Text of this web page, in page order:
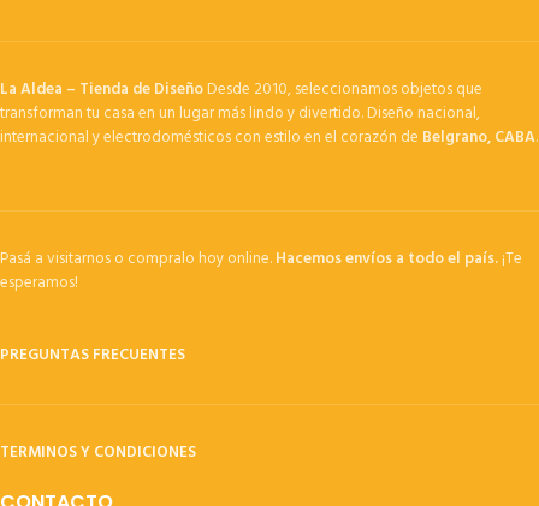
La Aldea – Tienda de DiseñoDesde 2010, seleccionamos objetos que
transforman tu casa en un lugar más lindo y divertido. Diseño nacional,
internacional y electrodomésticos con estilo en el corazón de Belgrano, CABA.
Pasá a visitarnos o compralo hoy online.Hacemos envíos a todo el país.¡Te
esperamos!
PREGUNTAS FRECUENTES
TERMINOS Y CONDICIONES